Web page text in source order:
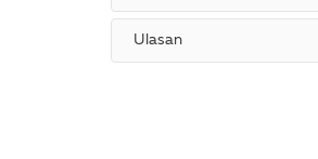
Ulasan